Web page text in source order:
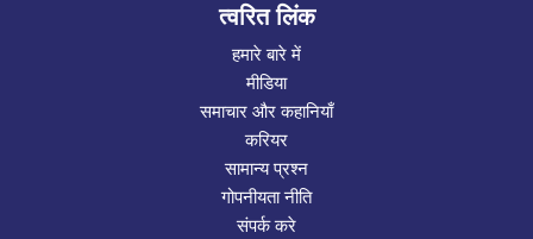
त्वरित लिंक
हमारे बारे में
मीडिया
समाचार और कहानियाँ
करियर
सामान्य प्रश्न
गोपनीयता नीति
संपर्क करे